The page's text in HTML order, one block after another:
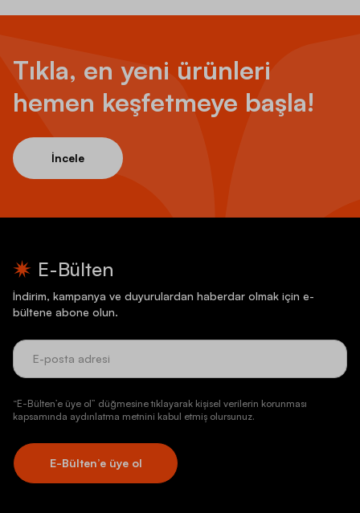
Tıkla, en yeni ürünleri
hemen keşfetmeye başla!
İncele
E-Bülten
İndirim, kampanya ve duyurulardan haberdar olmak için e-
bültene abone olun.
“E-Bülten’e üye ol” düğmesine tıklayarak kişisel verilerin korunması
kapsamında aydınlatma metnini kabul etmiş olursunuz.
E-Bülten’e üye ol